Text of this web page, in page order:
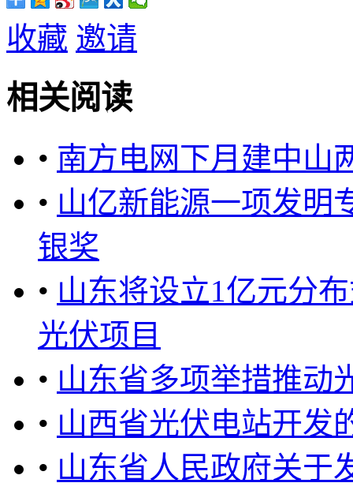
收藏 邀请
相关阅读
• 南方电网下月建中山
• 山亿新能源一项发明
银奖
• 山东将设立1亿元分
光伏项目
• 山东省多项举措推动
• 山西省光伏电站开发
• 山东省人民政府关于